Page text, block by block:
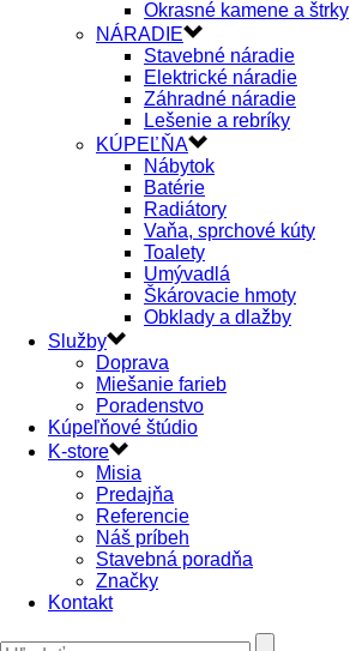
Okrasné kamene a štrky
NÁRADIE
Stavebné náradie
Elektrické náradie
Záhradné náradie
Lešenie a rebríky
KÚPEĽŇA
Nábytok
Batérie
Radiátory
Vaňa, sprchové kúty
Toalety
Umývadlá
Škárovacie hmoty
Obklady a dlažby
Služby
Doprava
Miešanie farieb
Poradenstvo
Kúpeľňové štúdio
K-store
Misia
Predajňa
Referencie
Náš príbeh
Stavebná poradňa
Značky
Kontakt